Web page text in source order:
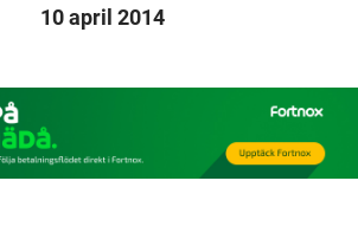
10 april 2014